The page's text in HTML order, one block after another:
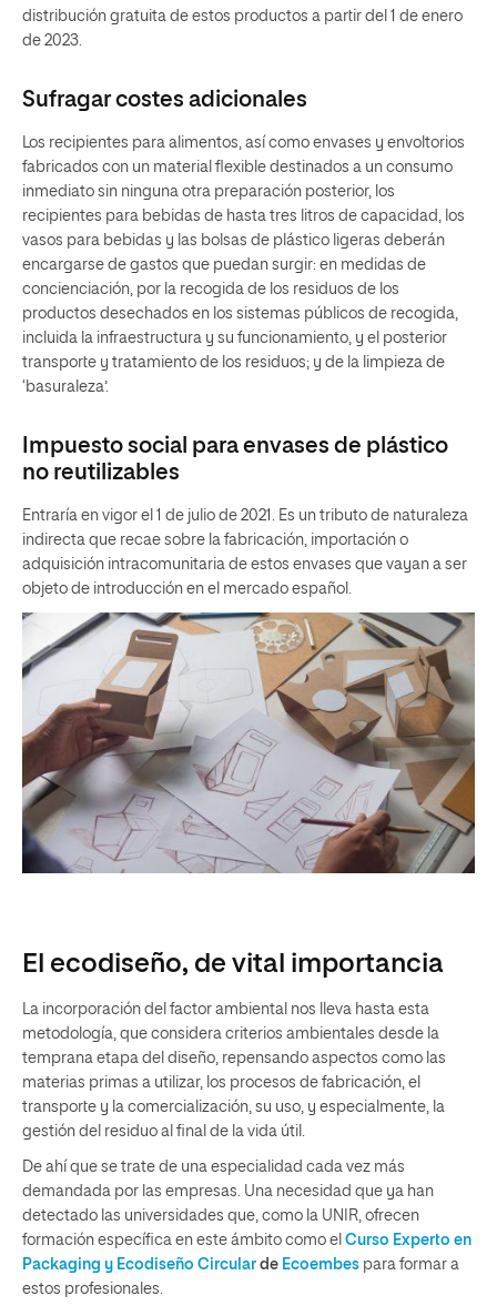
distribución gratuita de estos productos a partir del 1 de enero
de 2023.
Sufragar costes adicionales
Los recipientes para alimentos, así como envases y envoltorios
fabricados con un material flexible destinados a un consumo
inmediato sin ninguna otra preparación posterior, los
recipientes para bebidas de hasta tres litros de capacidad, los
vasos para bebidas y las bolsas de plástico ligeras deberán
encargarse de gastos que puedan surgir: en medidas de
concienciación, por la recogida de los residuos de los
productos desechados en los sistemas públicos de recogida,
incluida la infraestructura y su funcionamiento, y el posterior
transporte y tratamiento de los residuos; y de la limpieza de
‘basuraleza’.
Impuesto social para envases de plástico
no reutilizables
Entraría en vigor el 1 de julio de 2021. Es un tributo de naturaleza
indirecta que recae sobre la fabricación, importación o
adquisición intracomunitaria de estos envases que vayan a ser
objeto de introducción en el mercado español.
El ecodiseño, de vital importancia
La incorporación del factor ambiental nos lleva hasta esta
metodología, que considera criterios ambientales desde la
temprana etapa del diseño, repensando aspectos como las
materias primas a utilizar, los procesos de fabricación, el
transporte y la comercialización, su uso, y especialmente, la
gestión del residuo al final de la vida útil.
De ahí que se trate de una especialidad cada vez más
demandada por las empresas. Una necesidad que ya han
detectado las universidades que, como la UNIR, ofrecen
formación específica en este ámbito como el Curso Experto en
Packaging y Ecodiseño Circular de Ecoembes para formar a
estos profesionales.